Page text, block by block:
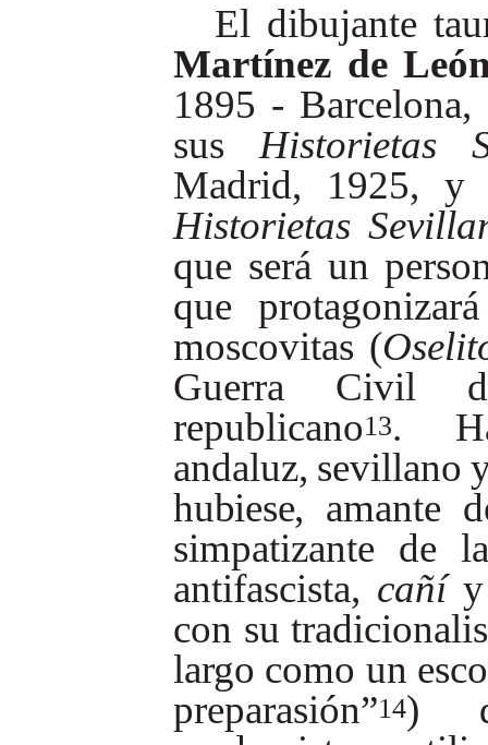
El dibujante
Martínez de
1895 - Barcelona,
sus
Historietas
Madrid,
1925,
y
Historietas
que será un
que protagonizará
moscovitas (
Guerra
Civil
republicano13.
andaluz, sevillano
hubiese, amante
simpatizante de
antifascista, cañí y
con su
largo como un
preparasión”14)